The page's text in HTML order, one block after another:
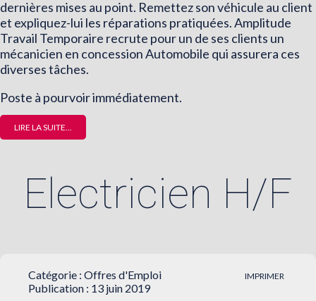
dernières mises au point. Remettez son véhicule au client
et expliquez-lui les réparations pratiquées. Amplitude
Travail Temporaire recrute pour un de ses clients un
mécanicien en concession Automobile qui assurera ces
diverses tâches.
Poste à pourvoir immédiatement.
LIRE LA SUITE...
Electricien H/F
IMPRIMER
Catégorie : Offres d'Emploi
Publication : 13 juin 2019